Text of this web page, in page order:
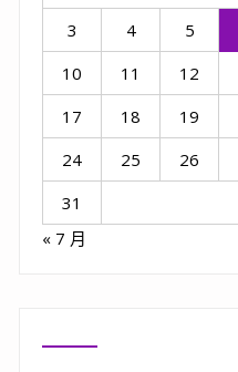
3
4 5
10
11 12
17
18 19
24
25 26
31
« 7 月